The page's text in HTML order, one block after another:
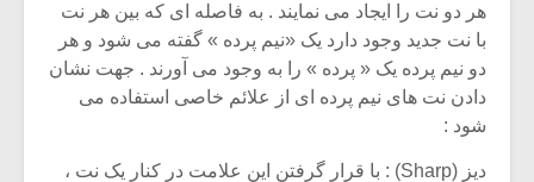
هر دو نت را ایجاد می نمایند . به فاصله ای که بین هر نت
با نت جدید وجود دارد یک «نیم پرده » گفته می شود و هر
دو نیم پرده یک « پرده » را به وجود می آورند . جهت نشان
دادن نت های نیم پرده ای از علائم خاصی استفاده می
شود :
دیز (Sharp) : با قرار گرفتن این علامت در کنار یک نت ،